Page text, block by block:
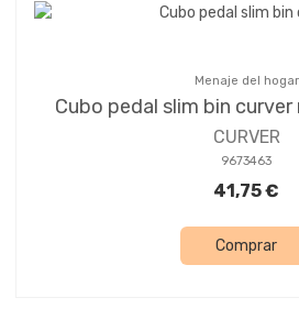
Menaje del hogar
Cubo pedal slim bin
CURVER
9673463
41,75 €
Comprar